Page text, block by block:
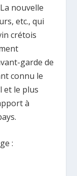
nouvelle
etc., qui
crétois
garde de
connu le
et le plus
à
: